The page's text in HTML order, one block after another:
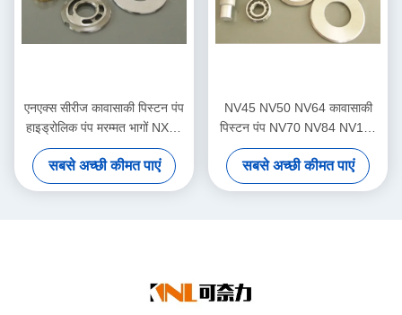
एनएक्स सीरीज कावासाकी पिस्टन पंप
हाइड्रोलिक पंप मरम्मत भागों NX15
NX500
सबसे अच्छी कीमत पाएं
NV45 NV50 NV64 कावासाकी
पिस्टन पंप NV70 NV84 NV111
NV120 NV137 NV172 NV210
NV270
सबसे अच्छी कीमत पाएं